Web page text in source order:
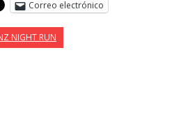
Correo electrónico
NIGHT RUN